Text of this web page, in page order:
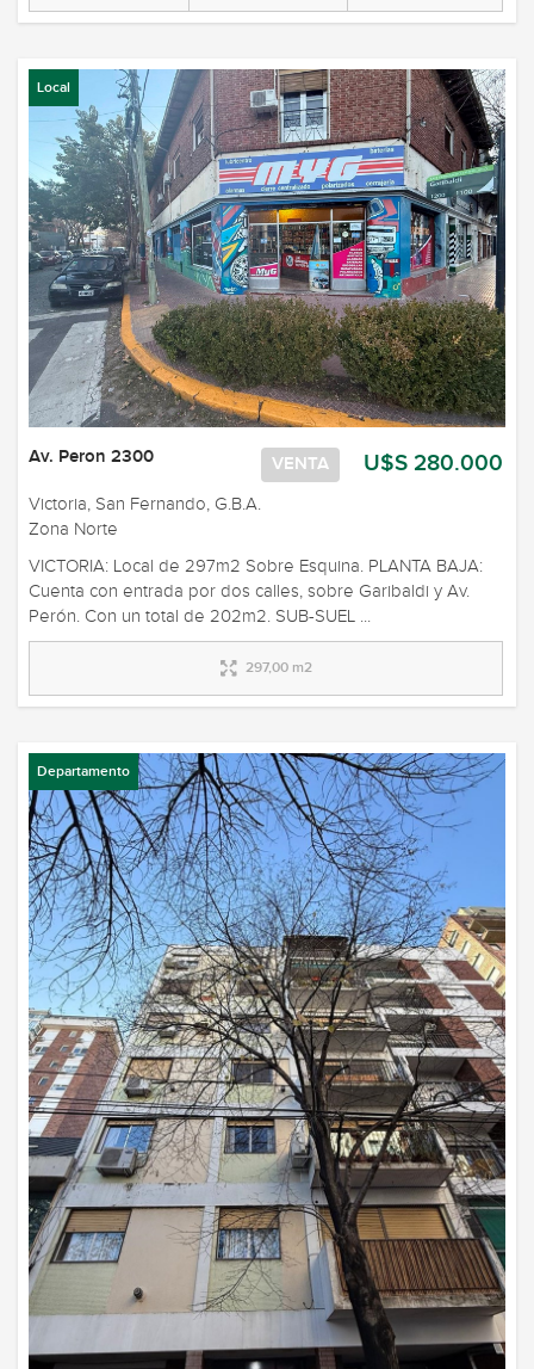
Local
U$S 280.000
VENTA
Av. Peron 2300
Victoria, San Fernando, G.B.A.
Zona Norte
VICTORIA: Local de 297m2 Sobre Esquina. PLANTA BAJA:
Cuenta con entrada por dos calles, sobre Garibaldi y Av.
Perón. Con un total de 202m2. SUB-SUEL ...
297,00 m2
Departamento